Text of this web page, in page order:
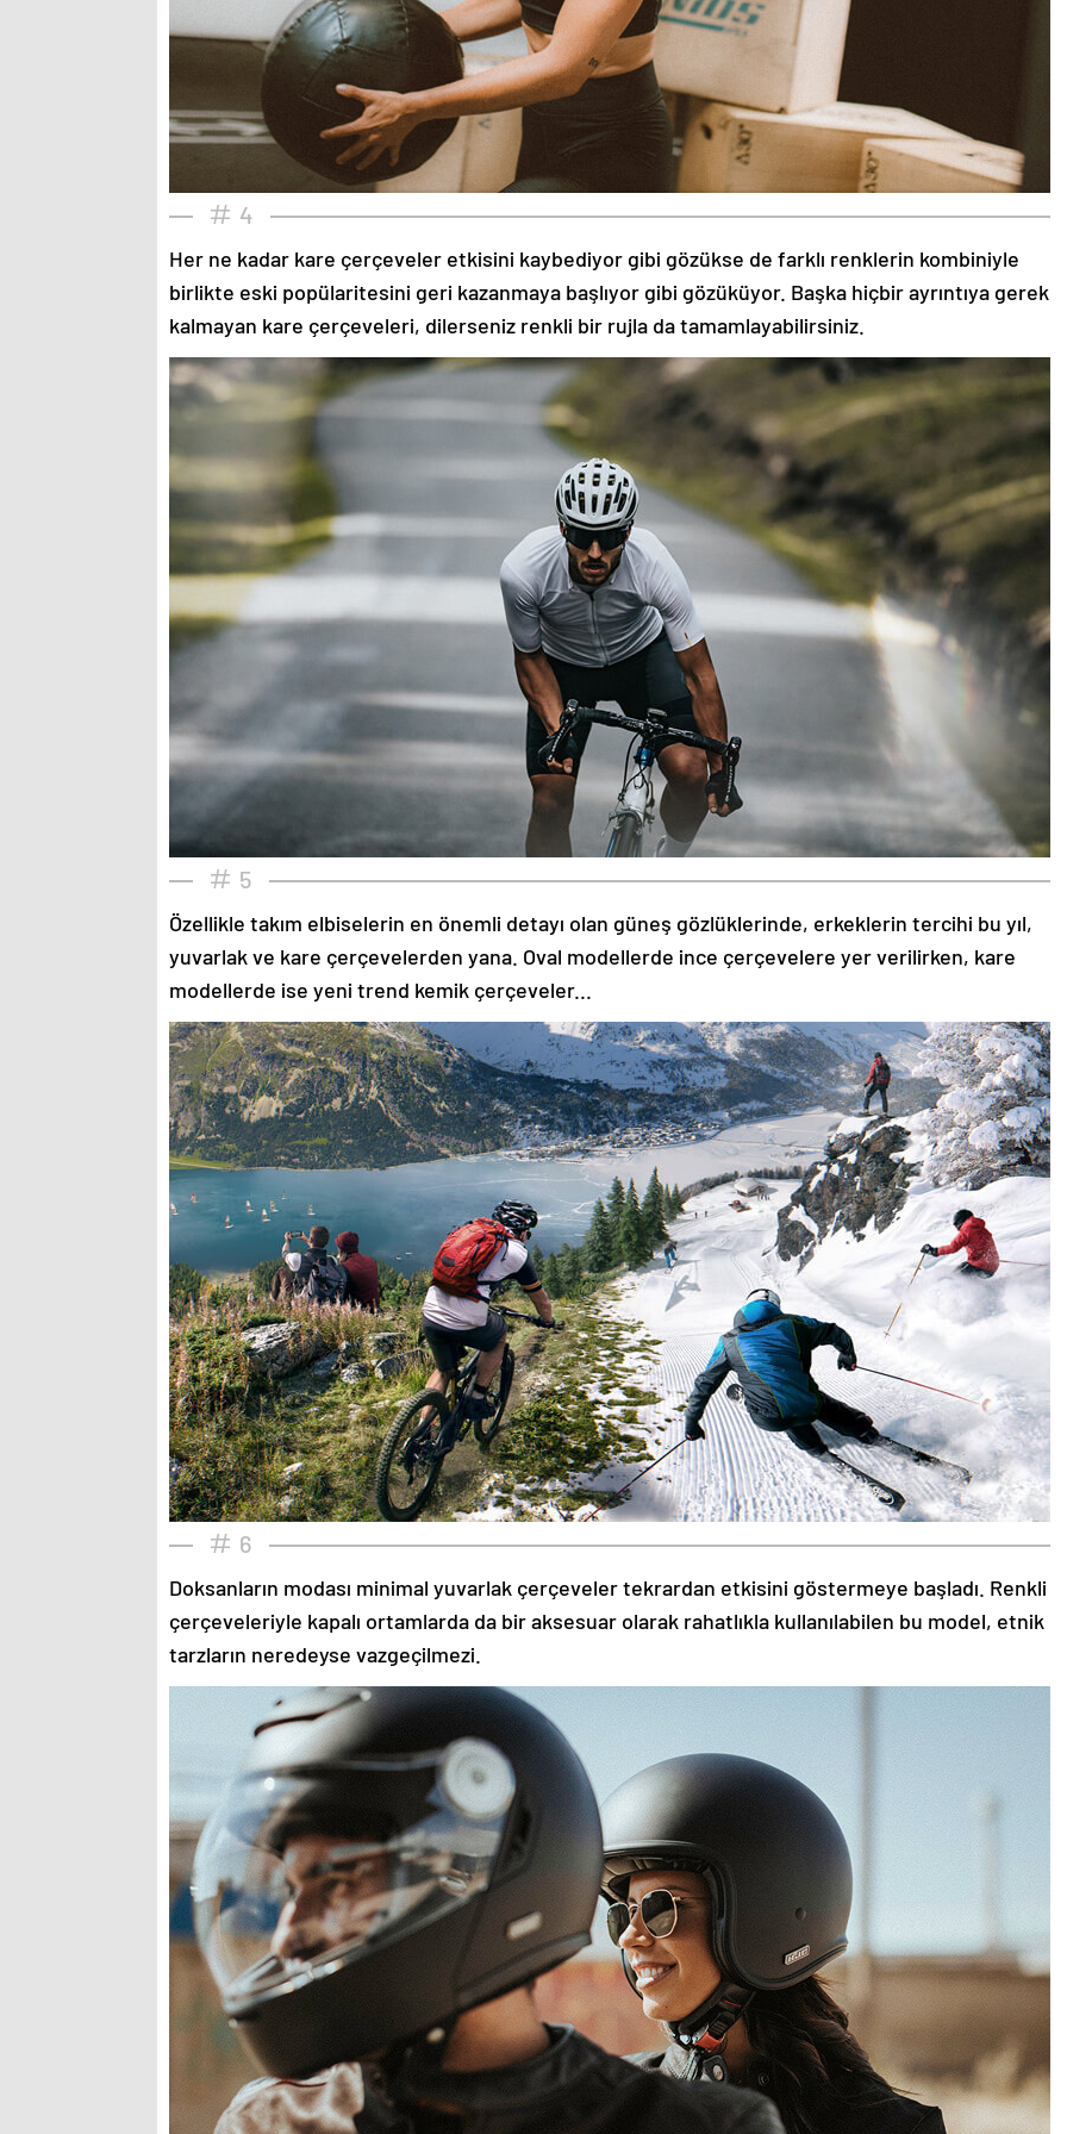
4
Her ne kadar kare çerçeveler etkisini kaybediyor gibi gözükse de farklı renklerin kombiniyle
birlikte eski popülaritesini geri kazanmaya başlıyor gibi gözüküyor. Başka hiçbir ayrıntıya gerek
kalmayan kare çerçeveleri, dilerseniz renkli bir rujla da tamamlayabilirsiniz.
5
Özellikle takım elbiselerin en önemli detayı olan güneş gözlüklerinde, erkeklerin tercihi bu yıl,
yuvarlak ve kare çerçevelerden yana. Oval modellerde ince çerçevelere yer verilirken, kare
modellerde ise yeni trend kemik çerçeveler...
6
Doksanların modası minimal yuvarlak çerçeveler tekrardan etkisini göstermeye başladı. Renkli
çerçeveleriyle kapalı ortamlarda da bir aksesuar olarak rahatlıkla kullanılabilen bu model, etnik
tarzların neredeyse vazgeçilmezi.